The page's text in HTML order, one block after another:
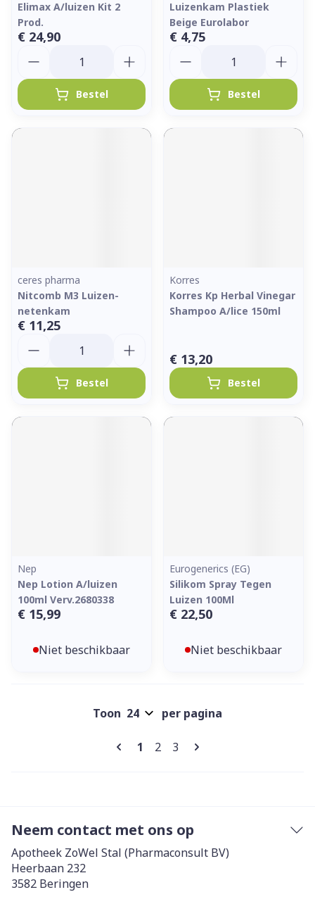
Elimax A/luizen Kit 2
Prod.
€ 24,90
Bestel
Luizenkam Plastiek
Beige Eurolabor
€ 4,75
Bestel
ceres pharma
Nitcomb M3 Luizen-
netenkam
€ 11,25
Bestel
Korres
Korres Kp Herbal Vinegar
Shampoo A/lice 150ml
€ 13,20
Bestel
Nep
Nep Lotion A/luizen
100ml Verv.2680338
€ 15,99
Niet beschikbaar
Eurogenerics (EG)
Silikom Spray Tegen
Luizen 100Ml
€ 22,50
Niet beschikbaar
Pagina's
U lees momenteel pagina
1 Pagina
2 Pagina
3
Toon per pagina
Neem contact met ons op
Apotheek ZoWel Stal (Pharmaconsult BV)
Heerbaan 232
3582 Beringen